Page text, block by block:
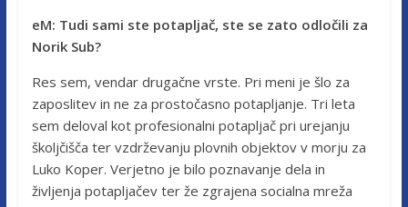
eM: Tudi sami ste potapljač, ste se zato odločili za
Norik Sub?
Res sem, vendar drugačne vrste. Pri meni je šlo za
zaposlitev in ne za prostočasno potapljanje. Tri leta
sem deloval kot profesionalni potapljač pri urejanju
školjčišča ter vzdrževanju plovnih objektov v morju za
Luko Koper. Verjetno je bilo poznavanje dela in
življenja potapljačev ter že zgrajena socialna mreža